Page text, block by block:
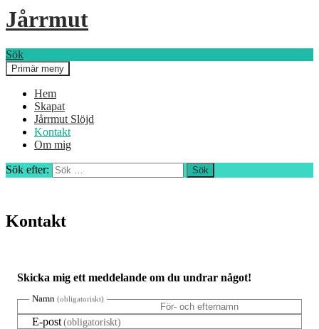
Jårrmut
Sök
Primär meny
Hem
Skapat
Jårrmut Slöjd
Kontakt
Om mig
Sök efter:
Kontakt
Skicka mig ett meddelande om du undrar något!
Namn (obligatoriskt)
E-post (obligatoriskt)